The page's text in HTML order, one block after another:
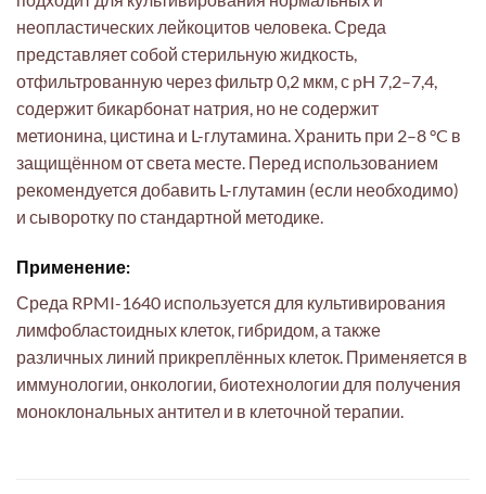
неопластических лейкоцитов человека. Среда
представляет собой стерильную жидкость,
отфильтрованную через фильтр 0,2 мкм, с pH 7,2–7,4,
содержит бикарбонат натрия, но не содержит
метионина, цистина и L-глутамина. Хранить при 2–8 °C в
защищённом от света месте. Перед использованием
рекомендуется добавить L-глутамин (если необходимо)
и сыворотку по стандартной методике.
Применение:
Среда RPMI-1640 используется для культивирования
лимфобластоидных клеток, гибридом, а также
различных линий прикреплённых клеток. Применяется в
иммунологии, онкологии, биотехнологии для получения
моноклональных антител и в клеточной терапии.